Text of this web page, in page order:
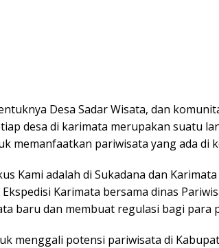
Desa Sadar Wisata, dan
desa di karimata merupakan suatu
memanfaatkan pariwisata yang ada di
Kami adalah di Sukadana dan
Ekspedisi Karimata bersama dinas
baru dan membuat regulasi bagi para
menggali potensi pariwisata di